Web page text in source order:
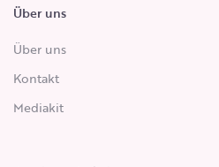
Über uns
Über uns
Kontakt
Mediakit